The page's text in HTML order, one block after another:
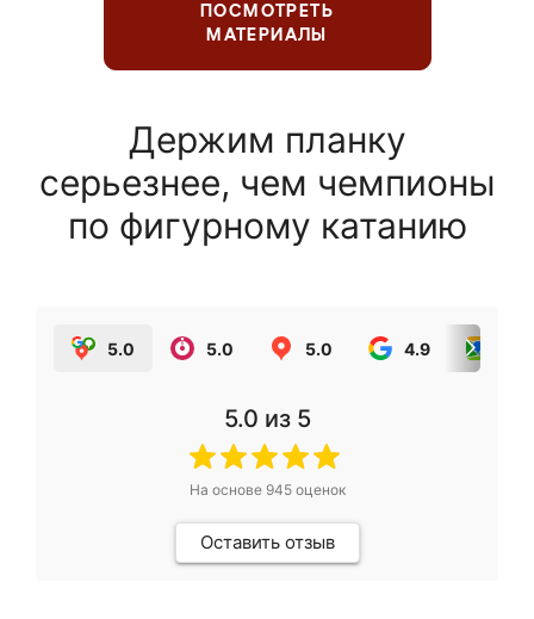
ПОСМОТРЕТЬ
МАТЕРИАЛЫ
Держим планку
серьезнее, чем чемпионы
по фигурному катанию
5.0 5.0 5.0 4.9
5.0 из 5
На основе 945оценок
Оставить отзыв